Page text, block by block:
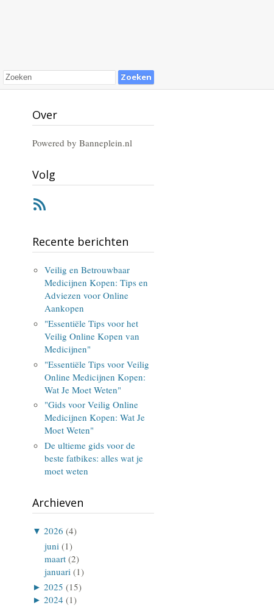
Over
Powered by Banneplein.nl
Volg
Recente berichten
Veilig en Betrouwbaar
Medicijnen Kopen: Tips en
Adviezen voor Online
Aankopen
"Essentiële Tips voor het
Veilig Online Kopen van
Medicijnen"
"Essentiële Tips voor Veilig
Online Medicijnen Kopen:
Wat Je Moet Weten"
"Gids voor Veilig Online
Medicijnen Kopen: Wat Je
Moet Weten"
De ultieme gids voor de
beste fatbikes: alles wat je
moet weten
Archieven
▼ 2026 (4)
juni (1)
maart (2)
januari (1)
► 2025 (15)
► 2024 (1)